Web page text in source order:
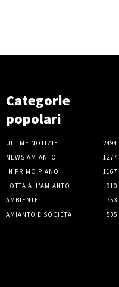
Categorie
popolari
ULTIME NOTIZIE
2494
NEWS AMIANTO
1277
IN PRIMO PIANO
1167
LOTTA ALL'AMIANTO
910
AMBIENTE
753
AMIANTO E SOCIETÀ
535